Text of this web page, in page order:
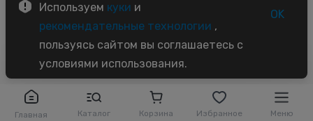
Главная Каталог Корзина Избранное Меню
Используем куки и
рекомендательные технологии ,
пользуясь сайтом вы соглашаетесь с
условиями использования.
OK